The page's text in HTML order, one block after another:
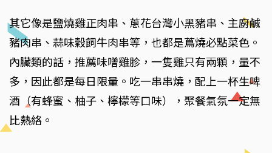
其它像是鹽燒雞正肉串、蔥花台灣小黑豬串、主廚鹹
豬肉串、蒜味穀飼牛肉串等，也都是蔦燒必點菜色。
內臟類的話，推薦味噌雞胗，一隻雞只有兩顆，量不
多，因此都是每日限量。吃一串串燒，配上一杯生啤
酒（有蜂蜜、柚子、檸檬等口味），聚餐氣氛一定無
比熱絡。